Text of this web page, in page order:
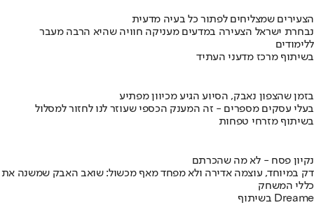
הצעירים שמצליחים לפתור כל בעיה מדעית
נבחרת ישראל הצעירה במדעים מעניקה חוויה שהיא הרבה מעבר
ללימודים
בשיתוף מרכז מדעני העתיד
בזמן שהצפון נאבק, הסיוע הגיע מכיוון מפתיע
בעלי עסקים מספרים - זה המענק הכספי שעוזר לנו לחזור למסלול
בשיתוף מזרחי טפחות
נקיון פסח - לא מה שהכרתם
דק במיוחד, עוצמה אדירה ולא מפחד מאף מכשול: שואב האבק שמשנה את
כללי המשחק
בשיתוף Dreame